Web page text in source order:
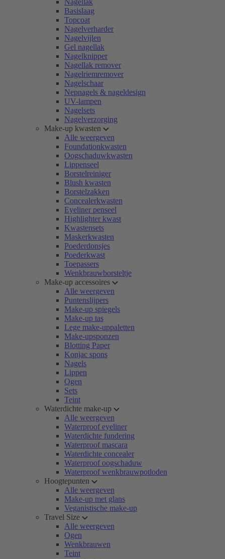
Nagellak
Basislaag
Topcoat
Nagelverharder
Nagelvijlen
Gel nagellak
Nagelknipper
Nagellak remover
Nagelriemremover
Nagelschaar
Nepnagels & nageldesign
UV-lampen
Nagelsets
Nagelverzorging
Make-up kwasten
Alle weergeven
Foundationkwasten
Oogschaduwkwasten
Lippenseel
Borstelreiniger
Blush kwasten
Borstelzakken
Concealerkwasten
Eyeliner penseel
Highlighter kwast
Kwastensets
Maskerkwasten
Poederdonsjes
Poederkwast
Toepassers
Wenkbrauwborsteltje
Make-up accessoires
Alle weergeven
Puntenslijpers
Make-up spiegels
Make-up tas
Lege make-uppaletten
Make-upsponzen
Blotting Paper
Konjac spons
Nagels
Lippen
Ogen
Sets
Teint
Waterdichte make-up
Alle weergeven
Waterproof eyeliner
Waterdichte fundering
Waterproof mascara
Waterdichte concealer
Waterproof oogschaduw
Waterproof wenkbrauwpotloden
Hoogtepunten
Alle weergeven
Make-up met glans
Veganistische make-up
Travel Size
Alle weergeven
Ogen
Wenkbrauwen
Teint